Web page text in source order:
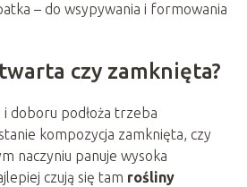
– do wsypywania i formowania
czy zamknięta?
doboru podłoża trzeba
kompozycja zamknięta, czy
naczyniu panuje wysoka
czują się tam rośliny